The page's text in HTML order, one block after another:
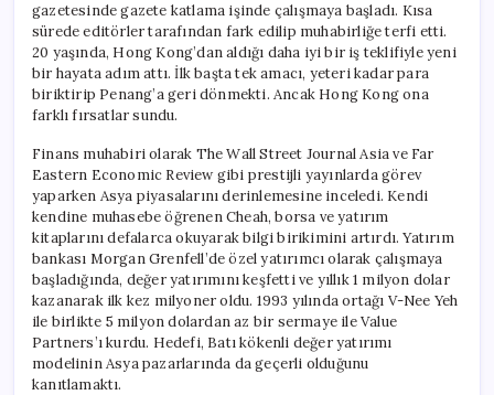
gazetesinde gazete katlama işinde çalışmaya başladı. Kısa
sürede editörler tarafından fark edilip muhabirliğe terfi etti.
20 yaşında, Hong Kong’dan aldığı daha iyi bir iş teklifiyle yeni
bir hayata adım attı. İlk başta tek amacı, yeteri kadar para
biriktirip Penang’a geri dönmekti. Ancak Hong Kong ona
farklı fırsatlar sundu.
Finans muhabiri olarak The Wall Street Journal Asia ve Far
Eastern Economic Review gibi prestijli yayınlarda görev
yaparken Asya piyasalarını derinlemesine inceledi. Kendi
kendine muhasebe öğrenen Cheah, borsa ve yatırım
kitaplarını defalarca okuyarak bilgi birikimini artırdı. Yatırım
bankası Morgan Grenfell’de özel yatırımcı olarak çalışmaya
başladığında, değer yatırımını keşfetti ve yıllık 1 milyon dolar
kazanarak ilk kez milyoner oldu. 1993 yılında ortağı V-Nee Yeh
ile birlikte 5 milyon dolardan az bir sermaye ile Value
Partners’ı kurdu. Hedefi, Batı kökenli değer yatırımı
modelinin Asya pazarlarında da geçerli olduğunu
kanıtlamaktı.